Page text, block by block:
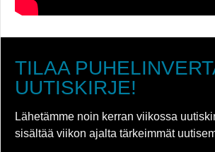
TILAA
UUTISKIRJE!
Lähetämme noin kerran viikossa
sisältää viikon ajalta tärkeimmät